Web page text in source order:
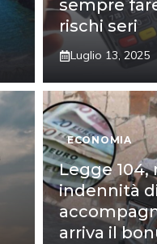
sempre
rischi seri
Luglio 13, 2025
ECONOMIA
Legge 104,
indennità
arriva il